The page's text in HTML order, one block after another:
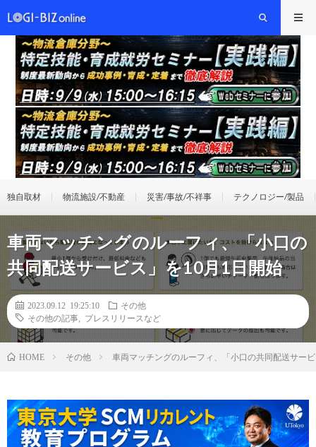
独自取材 物流施設/不動産 災害/事故/不祥事 テクノロジー/製品
車両マッチングのルーフィ、「小口の
共同配送サービス」を10月1日開始
2023.09.12 19:25:10
その他
その他の記事
プレスリリースなど
HOME その他 車両マッチングのルーフィ、「小口の共同配送サー